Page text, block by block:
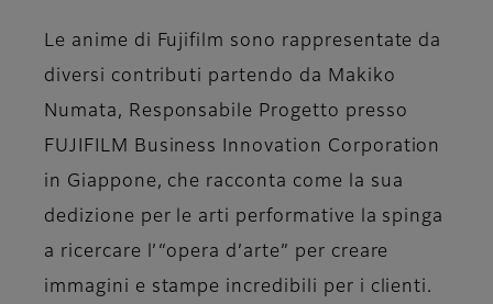
Le anime di Fujifilm sono rappresentate da
diversi contributi partendo da Makiko
Numata, Responsabile Progetto presso
FUJIFILM Business Innovation Corporation
in Giappone, che racconta come la sua
dedizione per le arti performative la spinga
a ricercare l’“opera d’arte” per creare
immagini e stampe incredibili per i clienti.